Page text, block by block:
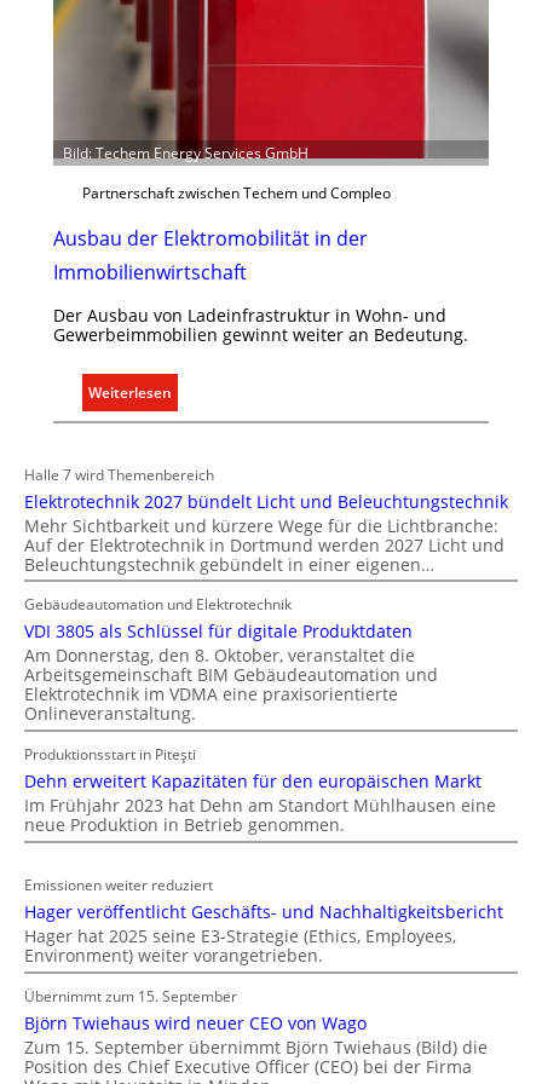
.
Bild: Techem Energy Services GmbH
Partnerschaft zwischen Techem und Compleo
Ausbau der Elektromobilität in der
Immobilienwirtschaft
Der Ausbau von Ladeinfrastruktur in Wohn- und
Gewerbeimmobilien gewinnt weiter an Bedeutung.
Weiterlesen:
A
b
a
u
d
l
e
k
o
m
o
l
i
t
ä
t
i
n
Halle 7 wird Themenbereich
Elektrotechnik 2027 bündelt Licht und Beleuchtungstechnik
Mehr Sichtbarkeit und kürzere Wege für die Lichtbranche:
Auf der Elektrotechnik in Dortmund werden 2027 Licht und
Beleuchtungstechnik gebündelt in einer eigenen…
Gebäudeautomation und Elektrotechnik
VDI 3805 als Schlüssel für digitale Produktdaten
Am Donnerstag, den 8. Oktober, veranstaltet die
Arbeitsgemeinschaft BIM Gebäudeautomation und
Elektrotechnik im VDMA eine praxisorientierte
Onlineveranstaltung.
Produktionsstart in Piteşti
Dehn erweitert Kapazitäten für den europäischen Markt
Im Frühjahr 2023 hat Dehn am Standort Mühlhausen eine
neue Produktion in Betrieb genommen.
Emissionen weiter reduziert
Hager veröffentlicht Geschäfts- und Nachhaltigkeitsbericht
Hager hat 2025 seine E3-Strategie (Ethics, Employees,
Environment) weiter vorangetrieben.
Übernimmt zum 15. September
Björn Twiehaus wird neuer CEO von Wago
Zum 15. September übernimmt Björn Twiehaus (Bild) die
Position des Chief Executive Officer (CEO) bei der Firma